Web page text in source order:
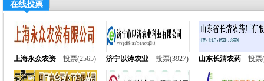
在线投票
上海永众农资 投票(2565) 济宁以涛农业 投票(3927) 山东长清农药 投票